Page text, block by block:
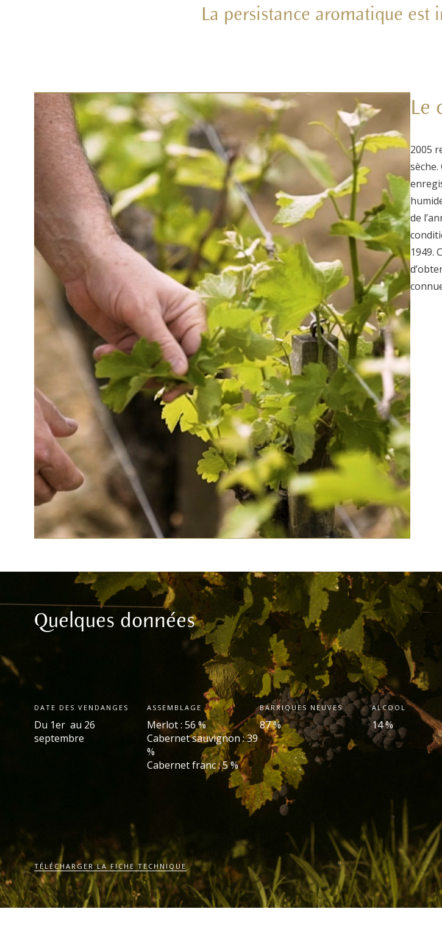
La persistance aromatique est
Le
2005
de
1949.
Quelques données
DATE DES VENDANGES
Du 1er au 26
septembre
ASSEMBLAGE
Merlot : 56 %
Cabernet sauvignon : 39
%
Cabernet franc : 5 %
BARRIQUES NEUVES
87 %
ALCOOL
14 %
TÉLÉCHARGER LA FICHE TECHNIQUE